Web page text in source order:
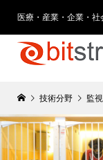
医療・産業・企業・
技術分野 監